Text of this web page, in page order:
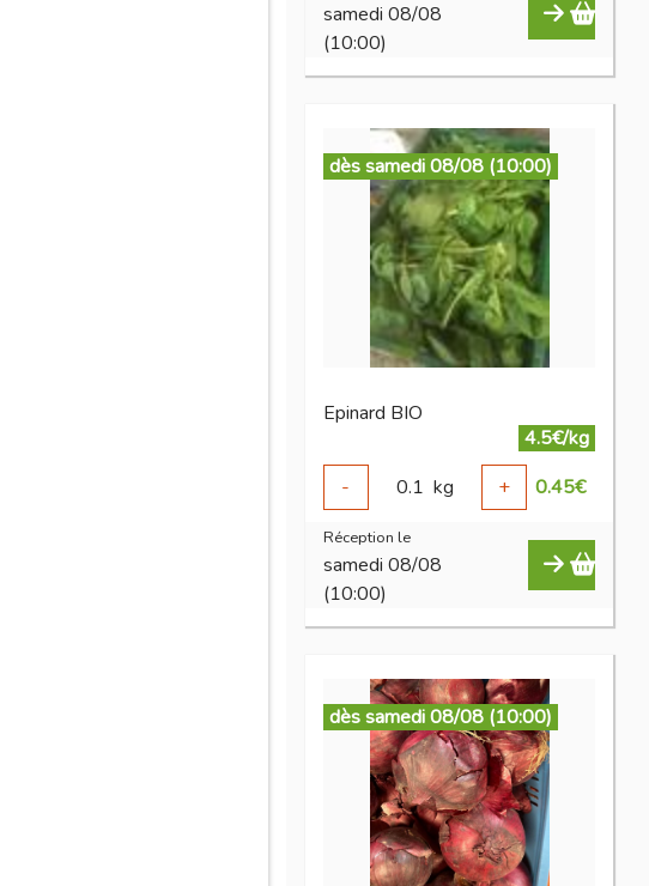
samedi 08/08
(10:00)
dès samedi 08/08 (10:00)
Epinard BIO
4.5€/kg
-
0.1 kg + 0.45€
Réception le
samedi 08/08
(10:00)
dès samedi 08/08 (10:00)